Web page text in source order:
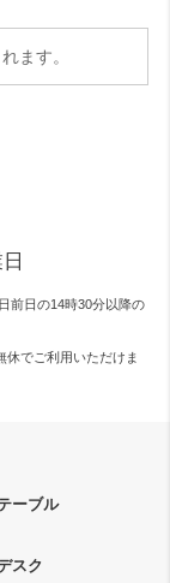
ます。
前日の14時30分以降の
休でご利用いただけま
ーブル
スク